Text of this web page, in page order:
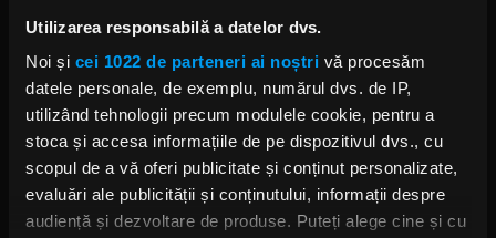
Utilizarea responsabilă a datelor dvs.
Noi și cei 1022 de parteneri ai noștri vă procesăm
datele personale, de exemplu, numărul dvs. de IP,
utilizând tehnologii precum modulele cookie, pentru a
stoca și accesa informațiile de pe dispozitivul dvs., cu
scopul de a vă oferi publicitate și conținut personalizate,
evaluări ale publicității și conținutului, informații despre
audiență și dezvoltare de produse. Puteți alege cine și cu
În plus, Wylde a ales să înregistreze solo-ul
folosind celebra sa chitară Les Paul „The Grail”,
instrumentul cu care a compus și primele piese
alături de Ozzy, închizând cercul carierei sale.
Piesa nu menționează explicit numele lui Ozzy
Osbourne, tocmai pentru a deveni universală, o
reflecție asupra pierderii și a legăturilor care rămân
dincolo de moarte.